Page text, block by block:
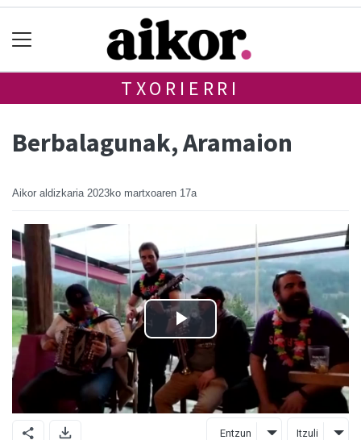
TXORIERRI
Berbalagunak, Aramaion
Aikor aldizkaria 2023ko martxoaren 17a
Entzun Itzuli